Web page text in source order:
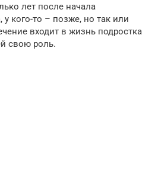
лет после начала
у кого-то – позже, но так или
входит в жизнь подростка
свою роль.